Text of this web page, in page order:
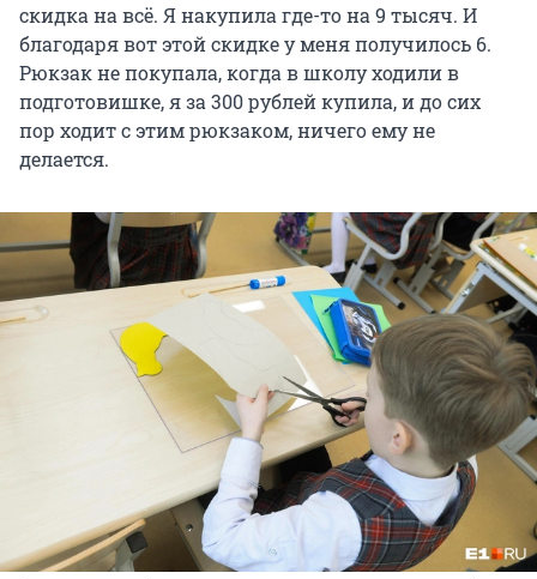
скидка на всё. Я накупила где-то на 9 тысяч. И
благодаря вот этой скидке у меня получилось 6.
Рюкзак не покупала, когда в школу ходили в
подготовишке, я за 300 рублей купила, и до сих
пор ходит с этим рюкзаком, ничего ему не
делается.